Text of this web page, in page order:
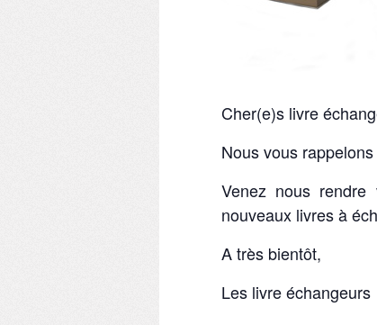
Cher(e)s livre
Nous vous
Venez nous
nouveaux livres à
A très bientôt,
Les livre échangeurs